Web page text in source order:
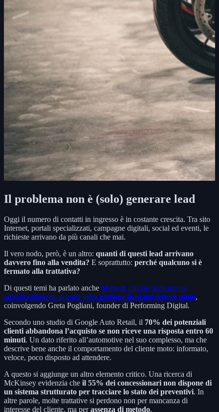
Il problema non è (solo) generare lead
Oggi il numero di contatti in ingresso è in costante crescita. Tra sito
Internet, portali specializzati, campagne digitali, social ed eventi, le
richieste arrivano da più canali che mai.
Il vero nodo, però, è un altro: quanti di questi lead arrivano
davvero fino alla vendita? E soprattutto: perché qualcuno si è
fermato alla trattativa?
Di questi temi ha parlato anche Moto.it, che ha dedicato un
approfondimento al tema della gestione lead nel settore moto,
coinvolgendo Greta Pogliani, founder di Performing Digital.
Secondo uno studio di Google Auto Retail, il 70% dei potenziali
clienti abbandona l’acquisto se non riceve una risposta entro 60
minuti. Un dato riferito all’automotive nel suo complesso, ma che
descrive bene anche il comportamento del cliente moto: informato,
veloce, poco disposto ad attendere.
A questo si aggiunge un altro elemento critico. Una ricerca di
McKinsey evidenzia che il 55% dei concessionari non dispone di
un sistema strutturato per tracciare lo stato dei preventivi. In
altre parole, molte trattative si perdono non per mancanza di
interesse del cliente, ma perassenza di metodo.